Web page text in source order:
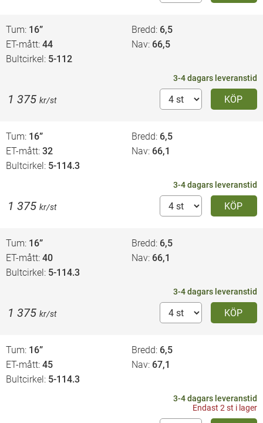
Tum 16” Bredd 6,5
ET-mått 44 Nav 66,5
Bultcirkel 5-112
3-4 dagars leveranstid
KÖP
1 375 kr/st
Tum 16” Bredd 6,5
ET-mått 32 Nav 66,1
Bultcirkel 5-114.3
3-4 dagars leveranstid
KÖP
1 375 kr/st
Tum 16” Bredd 6,5
ET-mått 40 Nav 66,1
Bultcirkel 5-114.3
3-4 dagars leveranstid
KÖP
1 375 kr/st
Tum 16” Bredd 6,5
ET-mått 45 Nav 67,1
Bultcirkel 5-114.3
3-4 dagars leveranstid
Endast 2 st i lager